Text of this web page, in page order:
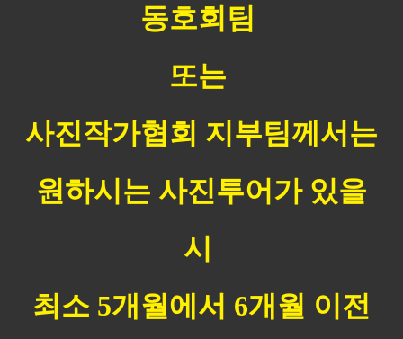
동호회팀
​또는
사진작가협회 지부팀께서는
원하시는 사진투어가 있을
시
최소 5개월에서 6개월 이전